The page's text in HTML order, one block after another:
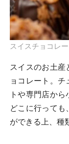
スイスチョコレ
スイスのお土産
ョコレート。
トや専門店か
どこに行っても
ができる上、種